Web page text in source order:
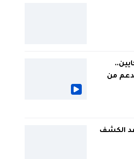
من
الكشف